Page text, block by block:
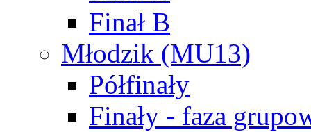
Finał B
Młodzik (MU13)
Półfinały
Finały - faza